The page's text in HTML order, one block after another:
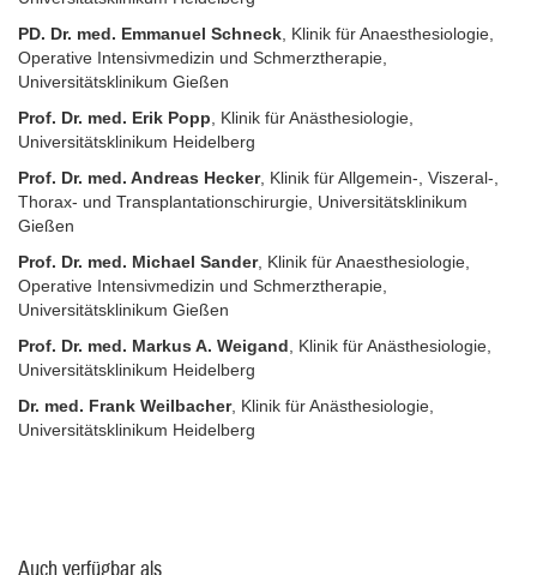
PD. Dr. med. Emmanuel Schneck , Klinik für Anaesthesiologie,
Operative Intensivmedizin und Schmerztherapie,
Universitätsklinikum Gießen
Prof. Dr. med. Erik Popp , Klinik für Anästhesiologie,
Universitätsklinikum Heidelberg
Prof. Dr. med. Andreas Hecker, Klinik für Allgemein-, Viszeral-,
Thorax- und Transplantationschirurgie, Universitätsklinikum
Gießen
Prof. Dr. med. Michael Sander, Klinik für Anaesthesiologie,
Operative Intensivmedizin und Schmerztherapie,
Universitätsklinikum Gießen
Prof. Dr. med. Markus A. Weigand , Klinik für Anästhesiologie,
Universitätsklinikum Heidelberg
Dr. med. Frank Weilbacher, Klinik für Anästhesiologie,
Universitätsklinikum Heidelberg